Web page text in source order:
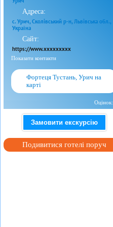
Адреса:
с. Урич, Сколівський р-н, Львівська обл.,
Україна
Сайт:
https://www.xxxxxxxxx
Показати контакти
Фортеця Тустань, Урич на
карті
Оцінок:
Замовити екскурсію
Подивитися готелі поруч